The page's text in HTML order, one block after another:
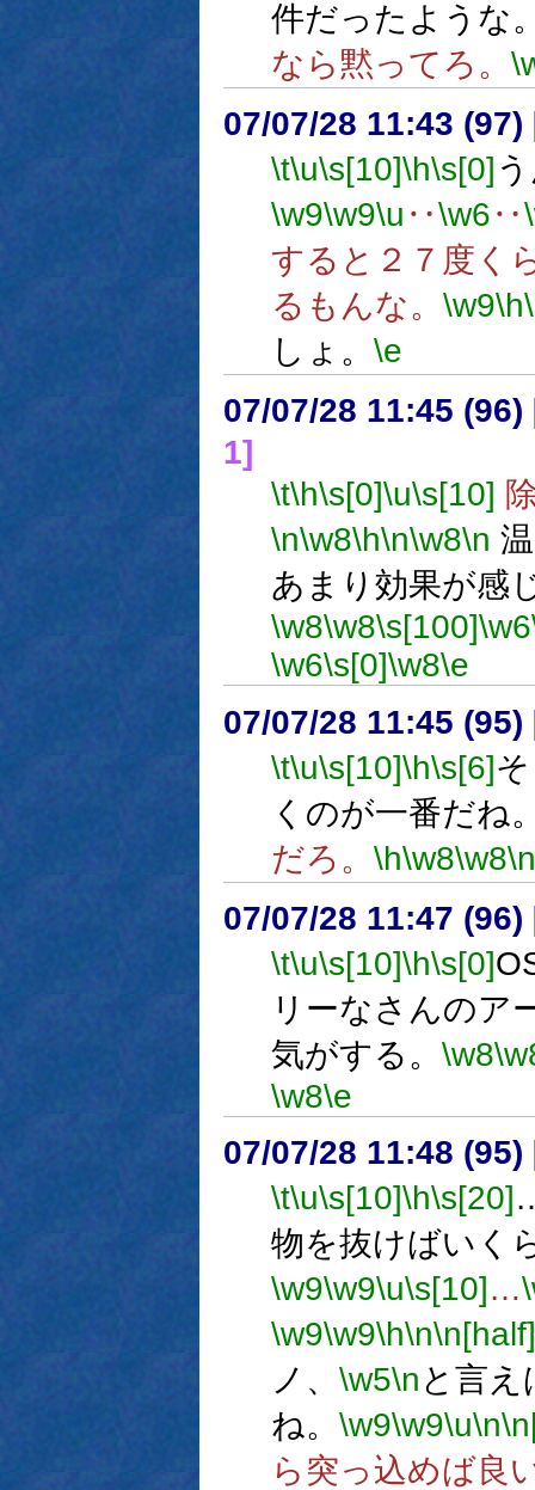
件だったような
なら黙ってろ。
07/07/28 11:43 (97)
\t\u\s[10]\h\s[0]
\w9\w9\u ‥\w6‥
すると２７度く
るもんな。 \w9\h
しょ。 \e
07/07/28 11:45 (96)
1]
\t\h\s[0]\u\s[10]
\n\w8\h\n\w8\n
あまり効果が感
\w8\w8\s[100]\w6
\w6\s[0]\w8\e
07/07/28 11:45 (95)
\t\u\s[10]\h\s[6]
くのが一番だね
だろ。 \h\w8\w8\n
07/07/28 11:47 (96)
\t\u\s[10]\h\s[0]
リーなさんのア
気がする。 \w8
\w8\e
07/07/28 11:48 (95)
\t\u\s[10]\h\s[20]
物を抜けばいく
\w9\w9\u\s[10]…
\w9\w9\h\n\n[half]
ノ、 \w5\n と言
ね。 \w9\w9\u\n
ら突っ込めば良